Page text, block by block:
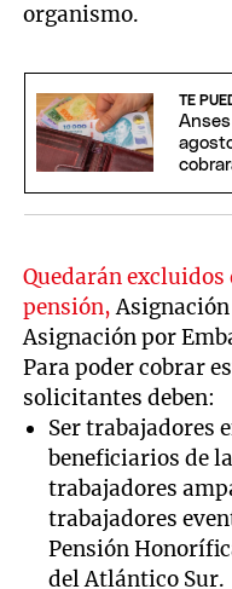
organismo.
TE
Quedarán
pensión,
Asignación por
Para poder cobrar
solicitantes deben:
Ser trabajadores
beneficiarios de
trabajadores
trabajadores
Pensión
del Atlántico Sur.